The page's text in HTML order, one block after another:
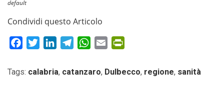
default
Condividi questo Articolo
FacebookTwitterLinkedInTelegramWhatsApp
Email
Tags: calabria, catanzaro, Dulbecco, regione, sanità